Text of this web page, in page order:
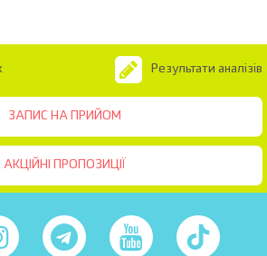
ЗАПИС НА ПРИЙОМ
Результати аналізів
АКЦІЙНІ ПРОПОЗИЦІЇ